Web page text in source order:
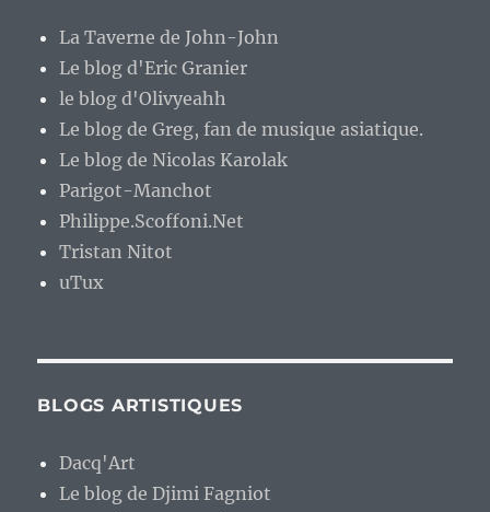
La Taverne de John-John
Le blog d'Eric Granier
le blog d'Olivyeahh
Le blog de Greg, fan de musique asiatique.
Le blog de Nicolas Karolak
Parigot-Manchot
Philippe.Scoffoni.Net
Tristan Nitot
uTux
BLOGS ARTISTIQUES
Dacq'Art
Le blog de Djimi Fagniot